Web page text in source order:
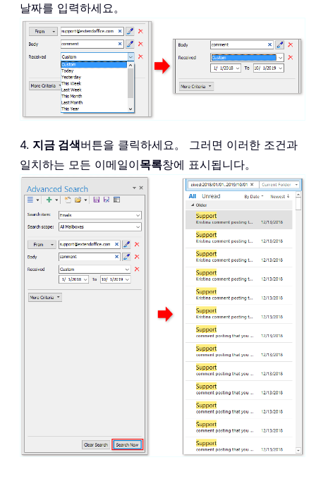
날짜를 입력하세요。
4. 지금 검색버튼을 클릭하세요。 그러면 이러한 조건과
일치하는 모든 이메일이목록창에 표시됩니다。